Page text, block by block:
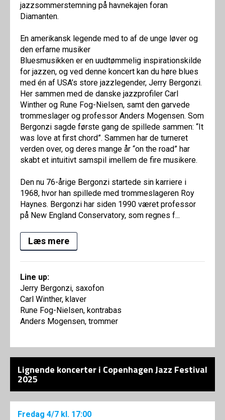
jazzsommerstemning på havnekajen foran
Diamanten.
En amerikansk legende med to af de unge løver og
den erfarne musiker
Bluesmusikken er en uudtømmelig inspirationskilde
for jazzen, og ved denne koncert kan du høre blues
med én af USA’s store jazzlegender, Jerry Bergonzi.
Her sammen med de danske jazzprofiler Carl
Winther og Rune Fog-Nielsen, samt den garvede
trommeslager og professor Anders Mogensen. Som
Bergonzi sagde første gang de spillede sammen: “It
was love at first chord”. Sammen har de turneret
verden over, og deres mange år “on the road” har
skabt et intuitivt samspil imellem de fire musikere.
Den nu 76-årige Bergonzi startede sin karriere i
1968, hvor han spillede med trommeslageren Roy
Haynes. Bergonzi har siden 1990 været professor
på New England Conservatory, som regnes f...
Læs mere
Line up:
Jerry Bergonzi, saxofon
Carl Winther, klaver
Rune Fog-Nielsen, kontrabas
Anders Mogensen, trommer
Lignende koncerter i Copenhagen Jazz Festival
2025
Fredag 4/7 kl. 17:00